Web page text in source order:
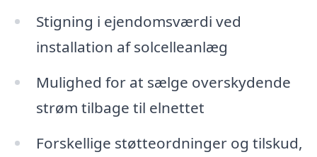
Stigning i ejendomsværdi ved
installation af solcelleanlæg
Mulighed for at sælge overskydende
strøm tilbage til elnettet
Forskellige støtteordninger og tilskud,